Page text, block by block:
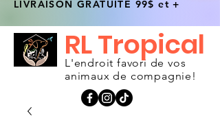
LIVRAISON GRATUITE 99$ et +
L'endroit favori de vos
animaux de compagnie!
RL Tropical